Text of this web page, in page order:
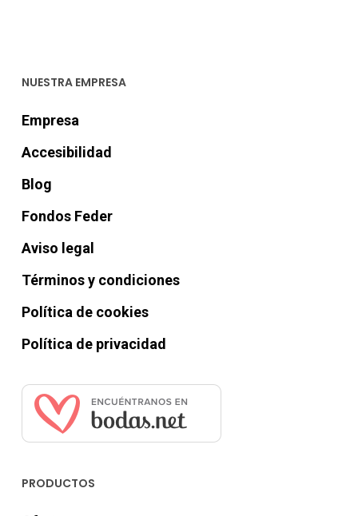
NUESTRA EMPRESA
Empresa
Accesibilidad
Blog
Fondos Feder
Aviso legal
Términos y condiciones
Política de cookies
Política de privacidad
PRODUCTOS